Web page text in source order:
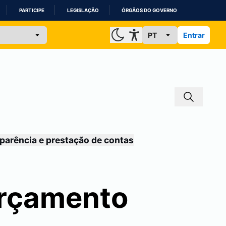
PARTICIPE LEGISLAÇÃO ÓRGÃOS DO GOVERNO
Entrar
e prestação de contas